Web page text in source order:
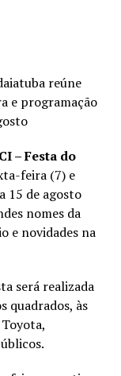
reúne
e programação
– Festa do
feira (7) e
15 de agosto
nomes da
e novidades na
será realizada
quadrados, às